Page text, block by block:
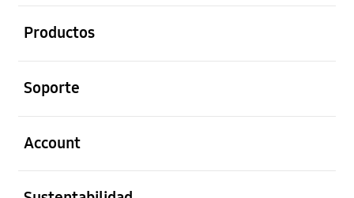
Productos
Soporte
Account